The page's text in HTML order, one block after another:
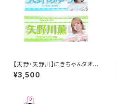
【天野・矢野川】にきちゃんタオル
2026ver.
¥3,500